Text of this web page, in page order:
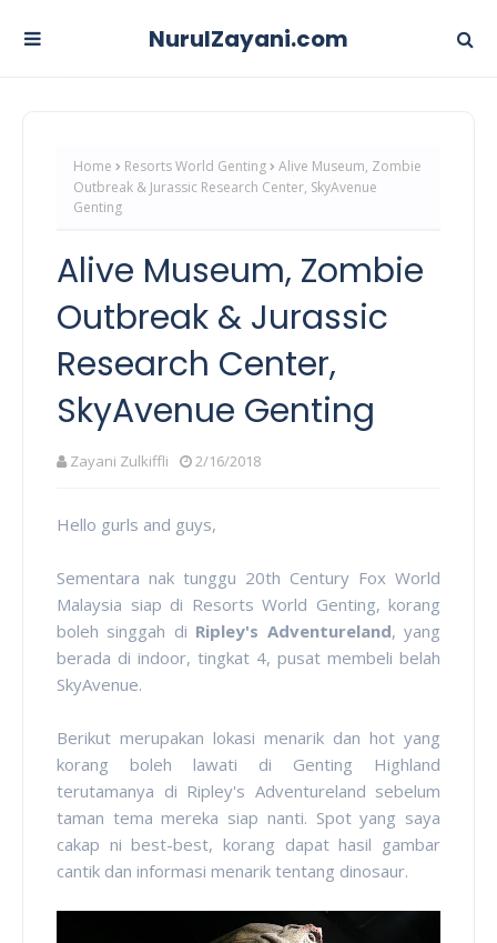
NurulZayani.com
Home Resorts World Genting
Alive Museum, Zombie
Outbreak & Jurassic Research Center, SkyAvenue
Genting
Alive Museum, Zombie
Outbreak & Jurassic
Research Center,
SkyAvenue Genting
Zayani Zulkiffli 2/16/2018
Hello gurls and guys,
Sementara nak tunggu 20th Century Fox World
Malaysia siap di Resorts World Genting, korang
boleh singgah di Ripley's Adventureland, yang
berada di indoor, tingkat 4, pusat membeli belah
SkyAvenue.
Berikut merupakan lokasi menarik dan hot yang
korang boleh lawati di Genting Highland
terutamanya di Ripley's Adventureland sebelum
taman tema mereka siap nanti. Spot yang saya
cakap ni best-best, korang dapat hasil gambar
cantik dan informasi menarik tentang dinosaur.